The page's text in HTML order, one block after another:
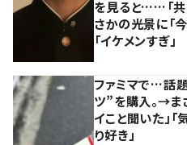
を見ると……「共
さかの光景に「
「イケメンすぎ」
ファミマで…話
ツ”を購入。→ま
イこと聞いた」「
り好き」